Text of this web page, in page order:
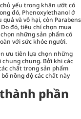
yếu trong khăn ướt có
đó, Phenoxylethanol ở
và vô hại, còn Parabens
đó, tiêu chí chọn mua
những sản phẩm có
với sức khỏe người.
ưu tiên lựa chọn những
chung. Bởi khi các
chất trong sản phẩm
nồng độ các chất này
phần